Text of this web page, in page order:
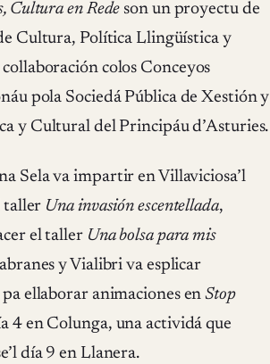
Cultura en Rede son un proyectu de
Cultura, Política Llingüística y
colos Conceyos
pola Sociedá Pública de Xestión y
y Cultural del Principáu d’Asturies.
Sela va impartir en Villaviciosa’l
taller Una invasión escentellada,
el taller Una bolsa para mis
y Vialibri va esplicar
pa ellaborar animaciones enStop
4 en Colunga, una actividá que
día 9 en Llanera.